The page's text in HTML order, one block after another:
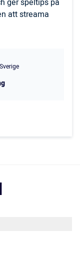
ger speltips på
att streama